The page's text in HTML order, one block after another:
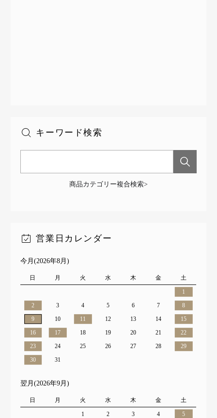
キーワード検索
商品カテゴリー複合検索>
営業日カレンダー
今月(2026年8月)
日 月 火 水 木 金 土
1
2
3 4 5 6 7
8
9
10 11 12 13 14
15
16
17 18 19 20 21
22
23
24 25 26 27 28
29
30
31
翌月(2026年9月)
日 月 火 水 木 金 土
1 2 3 4
5